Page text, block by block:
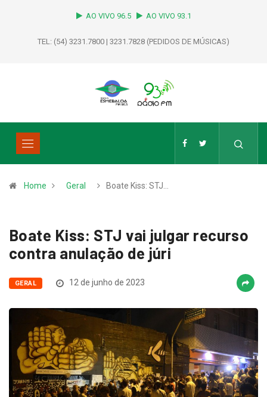
AO VIVO 96.5 AO VIVO 93.1
TEL: (54) 3231.7800 | 3231.7828 (PEDIDOS DE MÚSICAS)
Home Geral Boate Kiss: STJ…
Boate Kiss: STJ vai julgar recurso
contra anulação de júri
GERAL 12 de junho de 2023